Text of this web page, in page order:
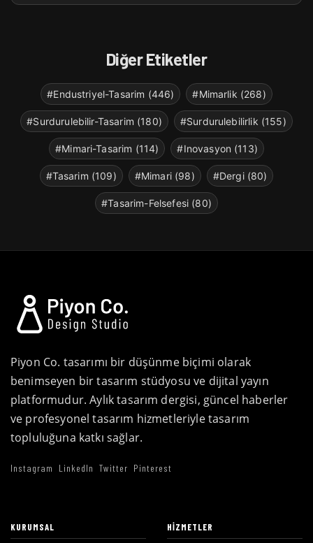
Diğer Etiketler
#Endustriyel-Tasarim (446) #Mimarlik (268)
#Surdurulebilir-Tasarim (180) #Surdurulebilirlik (155)
#Mimari-Tasarim (114) #Inovasyon (113)
#Tasarim (109) #Mimari (98) #Dergi (80)
#Tasarim-Felsefesi (80)
Piyon Co. tasarımı bir düşünme biçimi olarak
benimseyen bir tasarım stüdyosu ve dijital yayın
platformudur. Aylık tasarım dergisi, güncel haberler
ve profesyonel tasarım hizmetleriyle tasarım
topluluğuna katkı sağlar.
Instagram LinkedIn Twitter Pinterest
KURUMSAL HIZMETLER